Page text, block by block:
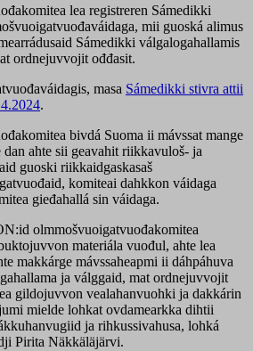
lea registreren Sámedikki
mii guoská alimus
Sámedikki válgalogahallamis
ordnejuvvojit ođđasit.
masa Sámedikki stivra attii
.
bivdá Suoma ii mávssat mange
ahte sii geavahit riikkavuloš- ja
guoski riikkaidgaskasaš
komiteai dahkkon váidaga
gieđahallá sin váidaga.
olmmošvuoigatvuođakomitea
materiála vuođul, ahte lea
makkárge mávssaheapmi ii dáhpáhuva
ja válggaid, mat ordnejuvvojit
gildojuvvon vealahanvuohki ja dakkárin
mielde lohkat ovdamearkka dihtii
ja rihkussivahusa, lohká
Pirita Näkkäläjärvi.